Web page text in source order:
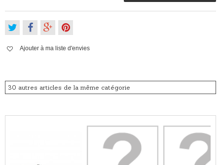
Ajouter à ma liste d'envies
30 autres articles de la même catégorie